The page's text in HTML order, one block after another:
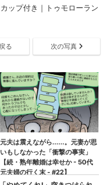
ップ付き｜トゥモローラン
る 次の写真